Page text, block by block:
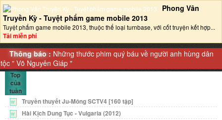
Phong Vân
Truyền Kỳ - Tuyệt phẩm game mobile 2013‎
Tuyệt phẩm game mobile 2013, thuộc thể loại turnbase, với cốt truyện kết hợp...
Tải miễn phí
Thông báo : Những thước phim quý báu về người anh hùng dân
tộc "Võ Nguyên Giáp "
Top
của
tuần
W Truyền thuyết Ju-Mông SCTV4 [160 tập]
W Hài Kịch Dung Tục - Vulgaria (2012)